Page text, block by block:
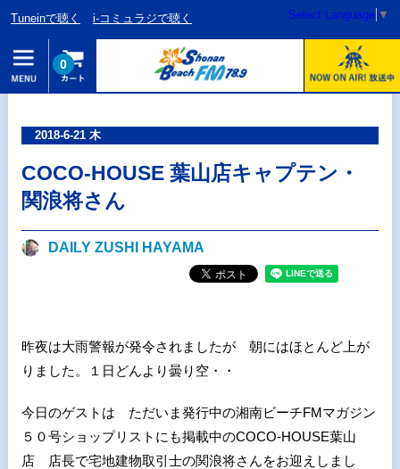
Tuneinで聴く i-コミュラジで聴く Select Language ▼
0
2018-6-21 木
COCO-HOUSE 葉山店キャプテン・
関浪将さん
DAILY ZUSHI HAYAMA
昨夜は大雨警報が発令されましたが 朝にはほとんど上が
りました。１日どんより曇り空・・
今日のゲストは ただいま発行中の湘南ビーチFMマガジン
５０号ショップリストにも掲載中のCOCO-HOUSE葉山
店 店長で宅地建物取引士の関浪将さんをお迎えしまし